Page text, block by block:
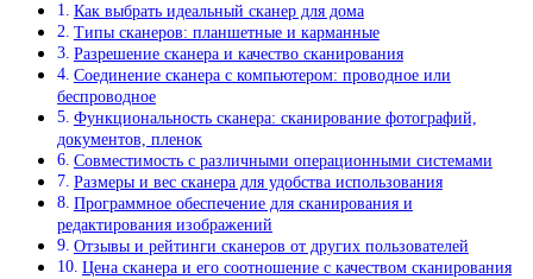
Как выбрать идеальный сканер для дома
Типы сканеров: планшетные и карманные
Разрешение сканера и качество сканирования
Соединение сканера с компьютером: проводное или
беспроводное
Функциональность сканера: сканирование фотографий,
документов, пленок
Совместимость с различными операционными системами
Размеры и вес сканера для удобства использования
Программное обеспечение для сканирования и
редактирования изображений
Отзывы и рейтинги сканеров от других пользователей
Цена сканера и его соотношение с качеством сканирования